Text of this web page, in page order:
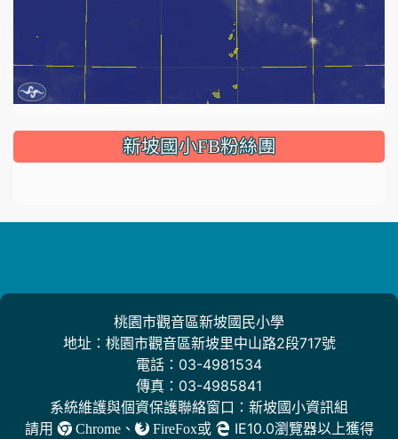
::: 新坡國小FB粉絲團
桃園市觀音區新坡國民小學
地址：桃園市觀音區新坡里中山路2段717號
電話：03-4981534
傳真：03-4985841
系統維護與個資保護聯絡窗口：新坡國小資訊組
請用
Chrome、 FireFox或
IE10.0瀏覽器以上獲得